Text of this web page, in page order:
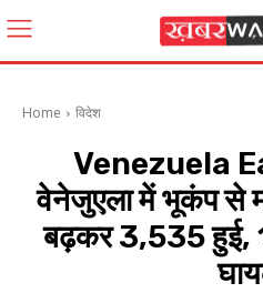
Home विदेश
Venezuela
वेनेजुएला में भूकंप से
बढ़कर 3,535 हुई,